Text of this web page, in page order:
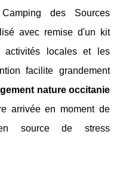
des Sources
avec remise d'un kit
activités locales et les
facilite grandement
nature occitanie
arrivée en moment de
source de stress